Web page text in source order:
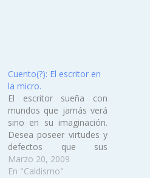
Cuento(?): El escritor en
la micro.
El escritor sueña con
mundos que jamás verá
sino en su imaginación.
Desea poseer virtudes y
defectos que sus
creaciones ya poseen.
Cervantes quería destruir
Marzo 20, 2009
En "Caldismo"